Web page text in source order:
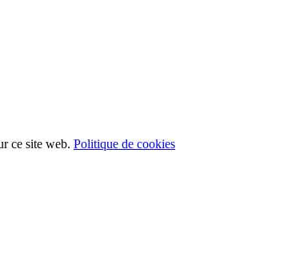
ce site web. Politique de cookies